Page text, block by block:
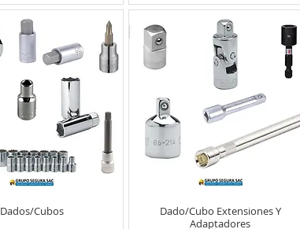
Dados/Cubos
Dado/Cubo Extensiones Y
Adaptadores